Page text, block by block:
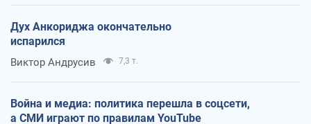
Дух Анкориджа окончательно
испарился
Виктор Андрусив 7,3 т.
Война и медиа: политика перешла в соцсети,
а СМИ играют по правилам YouTube